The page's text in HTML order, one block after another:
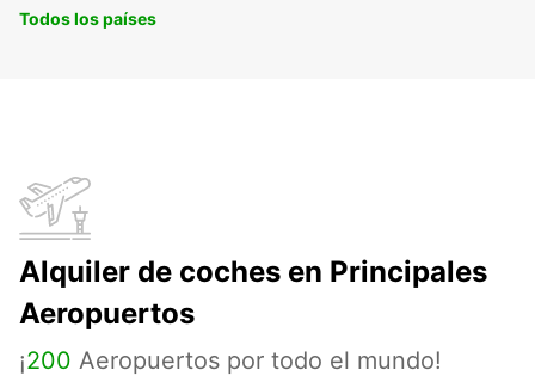
Todos los países
Alquiler de coches en Principales
Aeropuertos
¡200 Aeropuertos por todo el mundo!